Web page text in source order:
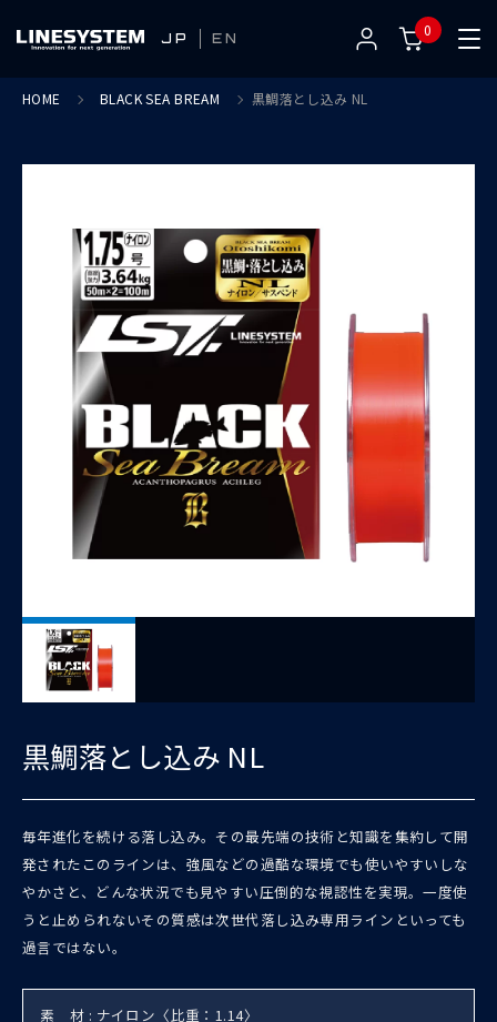
JP EN 0
HOME BLACK SEA BREAM 黒鯛落とし込み NL
黒鯛落とし込み NL
毎年進化を続ける落し込み。その最先端の技術と知識を集約して開
発されたこのラインは、強風などの過酷な環境でも使いやすいしな
やかさと、どんな状況でも見やすい圧倒的な視認性を実現。一度使
うと止められないその質感は次世代落し込み専用ラインといっても
過言ではない。
素 材 : ナイロン〈比重：1.14〉